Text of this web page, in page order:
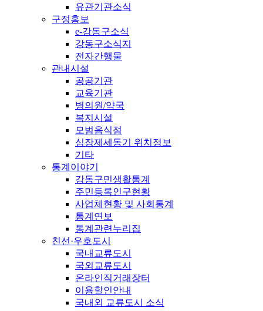
유관기관소식
구정홍보
e-강동구소식
강동구소식지
전자간행물
관내시설
공공기관
교육기관
병의원/약국
복지시설
모범음식점
심장제세동기 위치정보
기타
통계이야기
강동구민생활통계
주민등록인구현황
사업체현황 및 사회통계
통계연보
통계관련누리집
친선·우호도시
국내교류도시
국외교류도시
온라인직거래장터
이용할인안내
국내외 교류도시 소식